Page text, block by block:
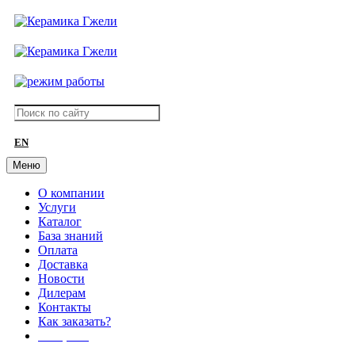
EN
Меню
О компании
Услуги
Каталог
База знаний
Оплата
Доставка
Новости
Дилерам
Контакты
Как заказать?